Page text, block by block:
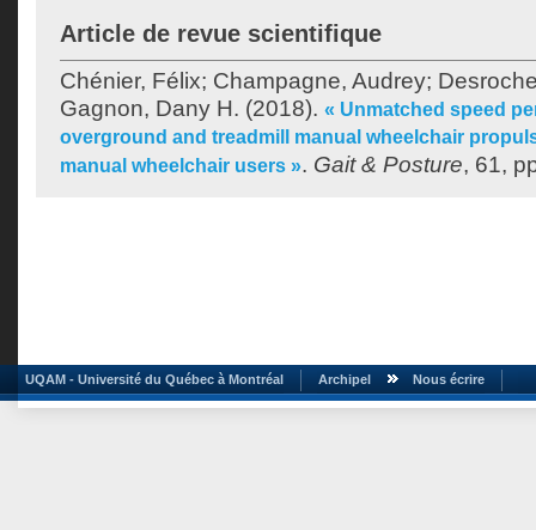
Article de revue scientifique
Chénier, Félix; Champagne, Audrey;
Gagnon, Dany H. (2018). « Unmatched speed
overground and treadmill manual wheelchair
manual wheelchair users ». Gait & Posture, 61,
UQAM - Université du Québec à Montréal Archipel Nous écrire